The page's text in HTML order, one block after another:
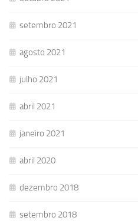
setembro 2021
agosto 2021
julho 2021
abril 2021
janeiro 2021
abril 2020
dezembro 2018
setembro 2018